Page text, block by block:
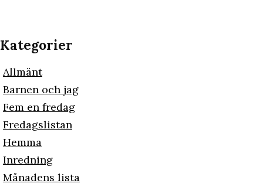
Kategorier
Allmänt
Barnen och jag
Fem en fredag
Fredagslistan
Hemma
Inredning
Månadens lista